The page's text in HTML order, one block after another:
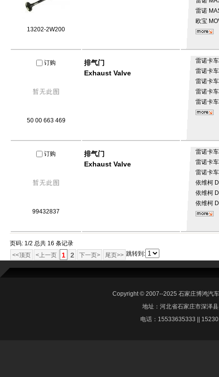
13202-2W200
雷诺
欧宝
订购
50 00 663 469
排气门
Exhaust Valve
雷诺卡
雷诺卡
雷诺卡
雷诺卡
雷诺卡
订购
99432837
排气门
Exhaust Valve
雷诺卡
雷诺卡
雷诺卡
依维柯
依维柯
依维柯
页码: 1/2 总共 16 条记录
<<顶页
<上一页 1 2 下一页> 尾页>> 跳转到:
Copyright © 2007--2025 石家庄博鸿汽
地址：河北省石家庄市深泽
电话：15533635333 ||